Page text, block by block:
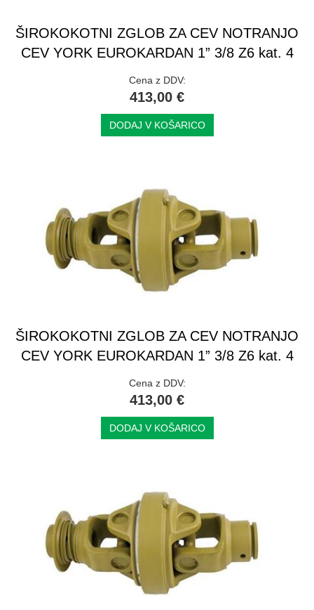
ŠIROKOKOTNI ZGLOB ZA CEV NOTRANJO
CEV YORK EUROKARDAN 1” 3/8 Z6 kat. 4
Cena z DDV:
413,00 €
DODAJ V KOŠARICO
ŠIROKOKOTNI ZGLOB ZA CEV NOTRANJO
CEV YORK EUROKARDAN 1” 3/8 Z6 kat. 4
Cena z DDV:
413,00 €
DODAJ V KOŠARICO